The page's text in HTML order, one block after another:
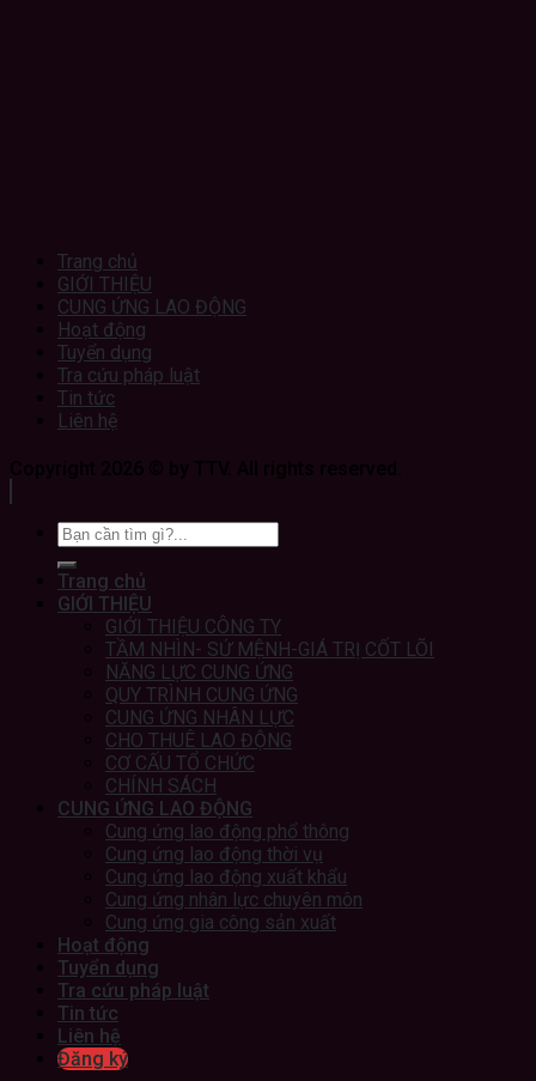
Trang chủ
GIỚI THIỆU
CUNG ỨNG LAO ĐỘNG
Hoạt động
Tuyển dụng
Tra cứu pháp luật
Tin tức
Liên hệ
Trang chủ
GIỚI THIỆU
GIỚI THIỆU CÔNG TY
TẦM NHÌN- SỨ MỆNH-GIÁ TRỊ CỐT LÕI
NĂNG LỰC CUNG ỨNG
QUY TRÌNH CUNG ỨNG
CUNG ỨNG NHÂN LỰC
CHO THUÊ LAO ĐỘNG
CƠ CẤU TỔ CHỨC
CHÍNH SÁCH
CUNG ỨNG LAO ĐỘNG
Cung ứng lao động phổ thông
Cung ứng lao động thời vụ
Cung ứng lao động xuất khẩu
Cung ứng nhân lực chuyên môn
Cung ứng gia công sản xuất
Hoạt động
Tuyển dụng
Tra cứu pháp luật
Tin tức
Liên hệ
Đăng ký